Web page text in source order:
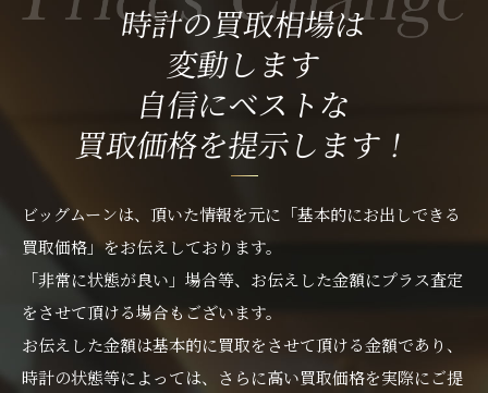
時計の買取相場は
変動します
自信にベストな
買取価格を提示します！
ビッグムーンは、頂いた情報を元に「基本的にお出しできる
買取価格」をお伝えしております。
「非常に状態が良い」場合等、お伝えした金額にプラス査定
をさせて頂ける場合もございます。
お伝えした金額は基本的に買取をさせて頂ける金額であり、
時計の状態等によっては、さらに高い買取価格を実際にご提